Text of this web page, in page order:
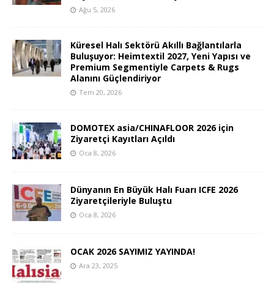
Ağu 5, 2026
Küresel Halı Sektörü Akıllı Bağlantılarla
Buluşuyor: Heimtextil 2027, Yeni Yapısı ve
Premium Segmentiyle Carpets & Rugs
Alanını Güçlendiriyor
Tem 20, 2026
DOMOTEX asia/CHINAFLOOR 2026 için
Ziyaretçi Kayıtları Açıldı
Oca 8, 2026
Dünyanın En Büyük Halı Fuarı ICFE 2026
Ziyaretçileriyle Buluştu
Oca 8, 2026
OCAK 2026 SAYIMIZ YAYINDA!
Ara 23, 2025